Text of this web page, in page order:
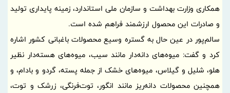
همکاری وزارت بهداشت و سازمان ملی استاندارد، زمینه پایداری تولید
و صادرات این محصول ارزشمند فراهم شده است.
سالم‌پور در عین حال به گستره وسیع محصولات باغبانی کشور اشاره
کرد و گفت: میوه‌های دانه‌دار مانند سیب، میوه‌های هسته‌دار نظیر
هلو، شلیل و گیلاس، میوه‌های خشک از جمله پسته، گردو و بادام، و
همچنین محصولات دانه‌ریز مانند انگور، توت‌فرنگی، زرشک و توت،